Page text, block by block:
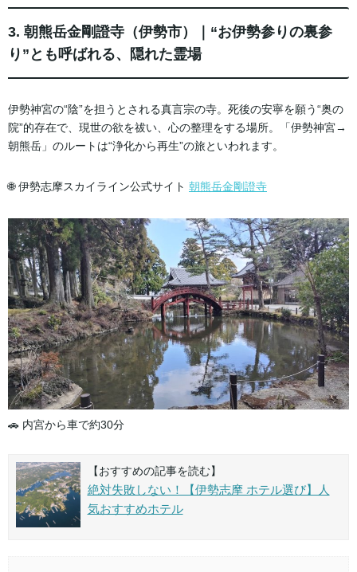
3. 朝熊岳金剛證寺（伊勢市）｜“お伊勢参りの裏参
り”とも呼ばれる、隠れた霊場
伊勢神宮の“陰”を担うとされる真言宗の寺。死後の安寧を願う“奥の
院”的存在で、現世の欲を祓い、心の整理をする場所。「伊勢神宮→
朝熊岳」のルートは“浄化から再生”の旅といわれます。
🌐 伊勢志摩スカイライン公式サイト 朝熊岳金剛證寺
🚗 内宮から車で約30分
【おすすめの記事を読む】
絶対失敗しない！【伊勢志摩 ホテル選び】人
気おすすめホテル